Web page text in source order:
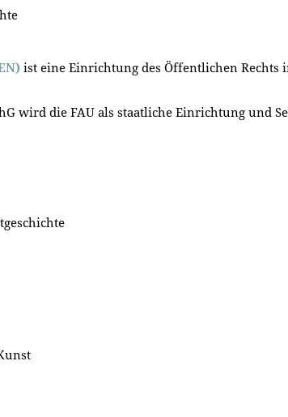
ist eine Einrichtung des Öffentlichen Rechts
wird die FAU als staatliche Einrichtung